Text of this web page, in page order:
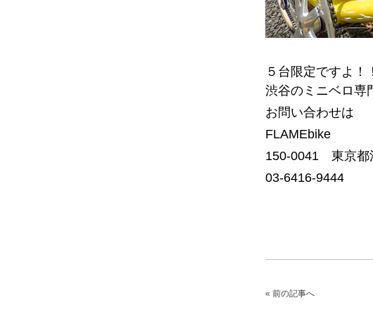
５台限定ですよ！
渋谷のミニベロ専
お問い合わせは
FLAMEbike
150-0041 東京
03-6416-9444
« 前の記事へ